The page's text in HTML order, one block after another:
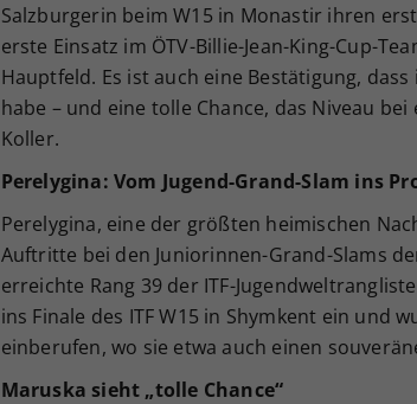
Salzburgerin beim W15 in Monastir ihren
erste Einsatz im ÖTV-Billie-Jean-King-Cup-
Hauptfeld. Es ist auch eine Bestätigung,
habe – und eine tolle Chance, das Niveau
Koller.
Perelygina: Vom Jugend-Grand-Slam ins
Perelygina, eine der größten heimischen
Auftritte bei den Juniorinnen-Grand-Slams
erreichte Rang 39 der ITF-
ins Finale des ITF W15 in Shymkent ein und
einberufen, wo sie etwa auch einen
Maruska sieht „tolle Chance“